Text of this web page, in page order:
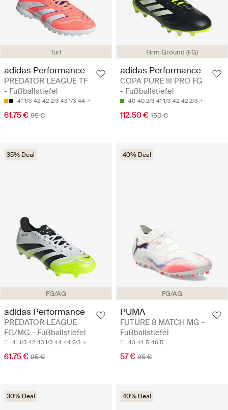
Turf
adidas Performance
PREDATOR LEAGUE TF
- Fußballstiefel
41 1/3 42 42 2/3 43 1/3 44
61.75 € 95 €
Firm Ground (FG)
adidas Performance
COPA PURE III PRO FG
- Fußballstiefel
40 40 2/3 41 1/3 42 42 2/3
112.50 € 150 €
FG/AG
35% Deal
adidas Performance
PREDATOR LEAGUE
FG/MG - Fußballstiefel
41 1/3 42 43 1/3 44 44 2/3
61.75 € 95 €
FG/AG
40% Deal
PUMA
FUTURE 8 MATCH MG -
Fußballstiefel
43 44.5 46.5
57 € 95 €
30% Deal 40% Deal